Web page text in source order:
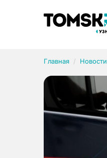
Главная Новости
Рубрики